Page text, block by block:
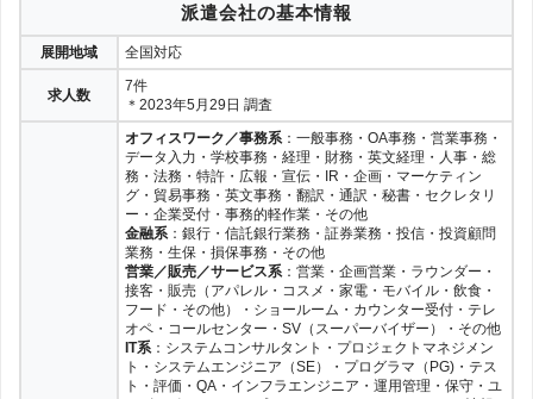
派遣会社の基本情報
展開地域 全国対応
求人数
7件
＊2023年5月29日 調査
オフィスワーク／事務系：一般事務・OA事務・営業事務・
データ入力・学校事務・経理・財務・英文経理・人事・総
務・法務・特許・広報・宣伝・IR・企画・マーケティン
グ・貿易事務・英文事務・翻訳・通訳・秘書・セクレタリ
ー・企業受付・事務的軽作業・その他
金融系：銀行・信託銀行業務・証券業務・投信・投資顧問
業務・生保・損保事務・その他
営業／販売／サービス系：営業・企画営業・ラウンダー・
接客・販売（アパレル・コスメ・家電・モバイル・飲食・
フード・その他）・ショールーム・カウンター受付・テレ
オペ・コールセンター・SV（スーパーバイザー）・その他
IT系：システムコンサルタント・プロジェクトマネジメン
ト・システムエンジニア（SE）・プログラマ（PG)・テス
ト・評価・QA・インフラエンジニア・運用管理・保守・ユ